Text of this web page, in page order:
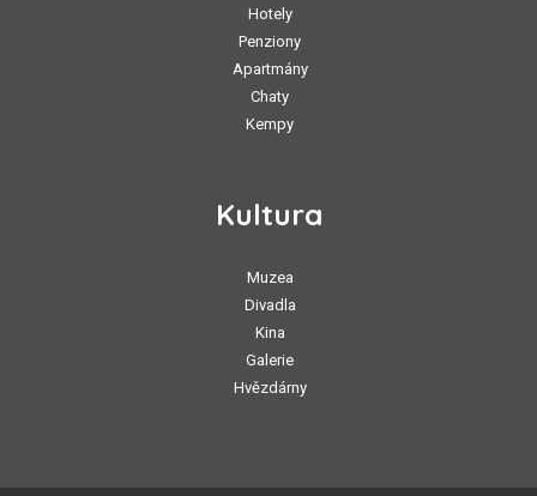
Hotely
Penziony
Apartmány
Chaty
Kempy
Kultura
Muzea
Divadla
Kina
Galerie
Hvězdárny